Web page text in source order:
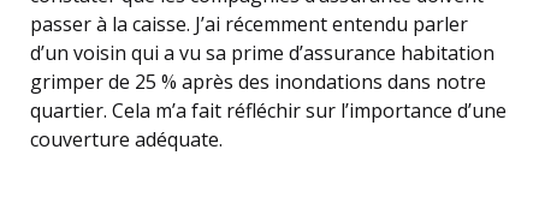
passer à la caisse. J’ai récemment entendu parler
d’un voisin qui a vu sa prime d’assurance habitation
grimper de 25 % après des inondations dans notre
quartier. Cela m’a fait réfléchir sur l’importance d’une
couverture adéquate.